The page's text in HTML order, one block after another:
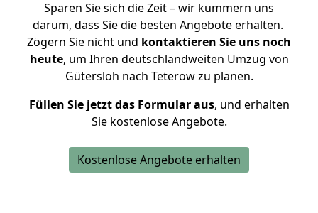
Sparen Sie sich die Zeit – wir kümmern uns
darum, dass Sie die besten Angebote erhalten.
Zögern Sie nicht und kontaktieren Sie uns noch
heute, um Ihren deutschlandweiten Umzug von
Gütersloh nach Teterow zu planen.
Füllen Sie jetzt das Formular aus, und erhalten
Sie kostenlose Angebote.
Kostenlose Angebote erhalten